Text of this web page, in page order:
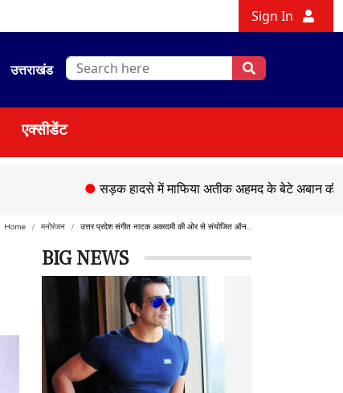
Sign In
उत्तराखंड
एक्सीडेंट
सड़क हादसे में माफिया अतीक अहमद के बेटे अबान की मौत, ●
Home मनोरंजन उत्तर प्रदेश संगीत नाटक अकादमी की ओर से संयोजित ऑन...
BIG NEWS